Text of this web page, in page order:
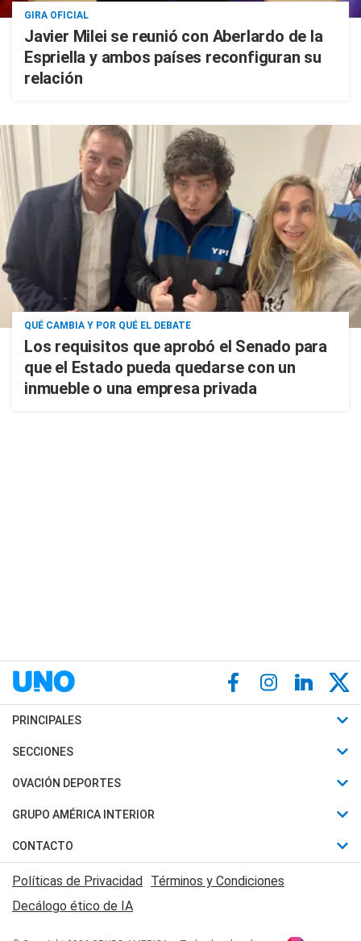
GIRA OFICIAL
Javier Milei se reunió con Aberlardo de la
Espriella y ambos países reconfiguran su
relación
QUÉ CAMBIA Y POR QUÉ EL DEBATE
Los requisitos que aprobó el Senado para
que el Estado pueda quedarse con un
inmueble o una empresa privada
PRINCIPALES
Últimas Noticias
Política
Judiciales
Economia
SECCIONES
Horóscopo
Motores
Trucos caseros
Series y Películas
Edictos y Solicitadas
OVACIÓN DEPORTES
Fútbol
Mundial
Automovilismo
Rugby
GRUPO AMÉRICA INTERIOR
Canal 7 en Vivo
CONTACTO
Acerca de Nosotros
Contactanos
Políticas de Privacidad Términos y Condiciones
Decálogo ético de IA